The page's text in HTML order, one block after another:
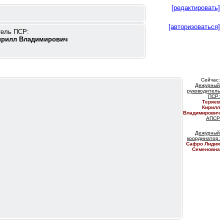
[редактировать]
ПСР:
Владимирович
[авторизоваться]
Сейчас:
Дежурный
руководитель
ПСР:
Теряев
Кирилл
Владимирович
АПСР
Дежурный
координатор:
Сафро Лидия
Семеновна